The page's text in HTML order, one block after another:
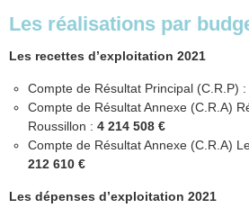
Les réalisations par
Les recettes d’exploitation 2021
Compte de Résultat Principal (C.R.P) :
Compte de Résultat Annexe (C.R.A)
Roussillon : 4 214 508 €
Compte de Résultat Annexe (C.R.A)
212 610 €
Les dépenses d’exploitation 2021